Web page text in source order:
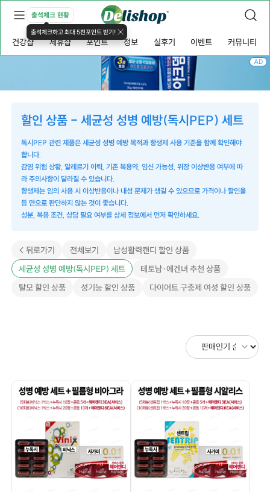
출석체크 현황
출석체크하고 최대 5천포인트 받기!
건강샵 제휴샵 포인트 정보 실후기 이벤트 커뮤니티
할인 상품 - 세균성 성병 예방(독시PEP) 세트
독시PEP 관련 제품은 세균성 성병 예방 목적과 항생제 사용 기준을 함께 확인해야
합니다.
감염 위험 상황, 알레르기 이력, 기존 복용약, 임신 가능성, 위장 이상반응 여부에 따
라 주의사항이 달라질 수 있습니다.
항생제는 임의 사용 시 이상반응이나 내성 문제가 생길 수 있으므로 가격이나 할인율
등 만으로 판단하지 않는 것이 좋습니다.
성분, 복용 조건, 상담 필요 여부를 상세 정보에서 먼저 확인하세요.
< 뒤로가기 전체보기
남성활력캔디 할인 상품
세균성 성병 예방(독시PEP) 세트
테토남·에겐녀 추천 상품
탈모 할인 상품
성기능 할인 상품 다이어트 구충제 여성 할인 상품
AD